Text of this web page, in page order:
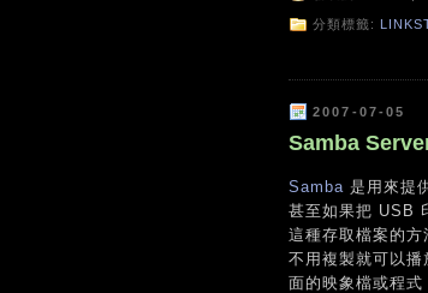
分類標籤:
2007-07-05
Samba
Samba 是用來提
甚至如果把 USB
這種存取檔案的
不用複製就可以
面的映象檔或程